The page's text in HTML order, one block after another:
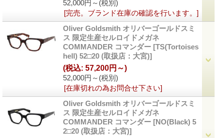
52,000円～ (税別)
[完売。ブランド在庫の確認を行います。]
Oliver Goldsmith オリバーゴールドスミ
ス 限定生産セルロイドメガネ
COMMANDER コマンダー [TS(Tortoises
hell) 52□20 (取扱店：大宮)]
52,000円～ (税別)
(税込: 57,200円～)
[在庫切れの為お問合せ下さい]
Oliver Goldsmith オリバーゴールドスミ
ス 限定生産セルロイドメガネ
COMMANDER コマンダー [NO(Black) 5
2□20 (取扱店：大宮)]